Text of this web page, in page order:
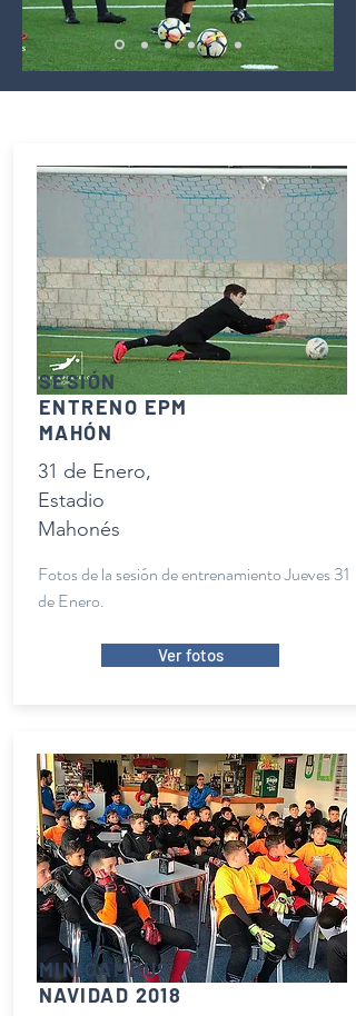
SESIÓN
ENTRENO EPM
MAHÓN
31 de Enero,
Estadio
Mahonés
Fotos de la sesión de entrenamiento Jueves 31
de Enero.
Ver fotos
MINICAMPUS
NAVIDAD 2018